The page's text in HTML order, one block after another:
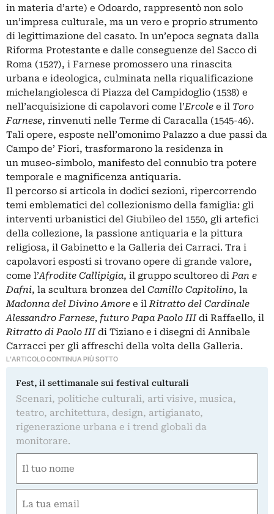
in materia d’arte) e Odoardo, rappresentò non solo
un’impresa culturale, ma un vero e proprio strumento
di legittimazione del casato. In un’epoca segnata dalla
Riforma Protestante e dalle conseguenze del Sacco di
Roma (1527), i Farnese promossero una rinascita
urbana e ideologica, culminata nella riqualificazione
michelangiolesca di Piazza del Campidoglio (1538) e
nell’acquisizione di capolavori come l’Ercole e il Toro
Farnese, rinvenuti nelle Terme di Caracalla (1545-46).
Tali opere, esposte nell’omonimo Palazzo a due passi da
Campo de’ Fiori, trasformarono la residenza in
un museo-simbolo, manifesto del connubio tra potere
temporale e magnificenza antiquaria.
Il percorso si articola in dodici sezioni, ripercorrendo
temi emblematici del collezionismo della famiglia: gli
interventi urbanistici del Giubileo del 1550, gli artefici
della collezione, la passione antiquaria e la pittura
religiosa, il Gabinetto e la Galleria dei Carraci. Tra i
capolavori esposti si trovano opere di grande valore,
come l’Afrodite Callipigia, il gruppo scultoreo diPan e
Dafni, la scultura bronzea del Camillo Capitolino, la
Madonna del Divino Amore e ilRitratto del Cardinale
Alessandro Farnese, futuro Papa Paolo IIIdi Raffaello, il
Ritratto di Paolo IIIdi Tiziano e i disegni di Annibale
Carracci per gli affreschi della volta della Galleria.
L'ARTICOLO CONTINUA PIÙ SOTTO
Fest, il settimanale sui festival culturali
Scenari, politiche culturali, arti visive, musica,
teatro, architettura, design, artigianato,
rigenerazione urbana e i trend globali da
monitorare.
(Obbligatorio)
Nome
(Obbligatorio)